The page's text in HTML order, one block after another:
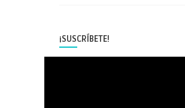
¡SUSCRÍBETE!